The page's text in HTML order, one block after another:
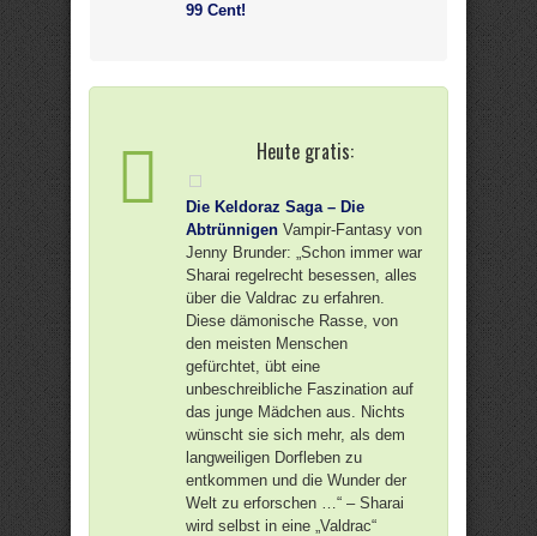
99 Cent!
Heute gratis:
Die Keldoraz Saga – Die
Abtrünnigen Vampir-Fantasy von
Jenny Brunder: „Schon immer war
Sharai regelrecht besessen, alles
über die Valdrac zu erfahren.
Diese dämonische Rasse, von
den meisten Menschen
gefürchtet, übt eine
unbeschreibliche Faszination auf
das junge Mädchen aus. Nichts
wünscht sie sich mehr, als dem
langweiligen Dorfleben zu
entkommen und die Wunder der
Welt zu erforschen …“ – Sharai
wird selbst in eine „Valdrac“